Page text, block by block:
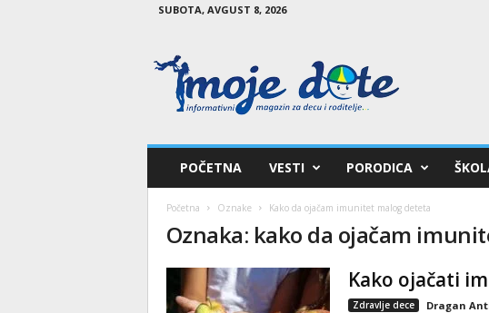
SUBOTA, AVGUST 8, 2026
o
POČETNA VESTI PORODICA
Početna Oznake Kako da ojačam imunitet malog deteta
Oznaka: kako da ojačam
Kako ojačati
Zdravlje dece Dragan